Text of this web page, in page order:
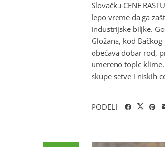
Slovačku CENE
lepo vreme da ga
industrijske biljke.
Gložana, kod
obećava dobar rod,
umereno tople
skupe setve i niskih
PODELI